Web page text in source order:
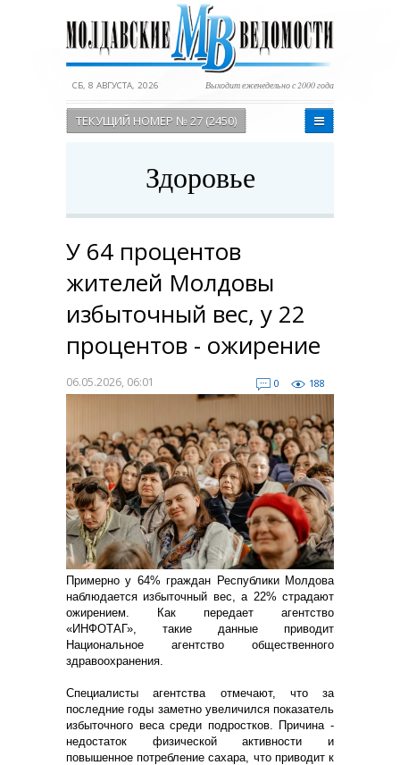
СБ, 8 АВГУСТА, 2026 Выходит еженедельно с 2000 года
ТЕКУЩИЙ НОМЕР № 27 (2450)
Здоровье
У 64 процентов
жителей Молдовы
избыточный вес, у 22
процентов - ожирение
06.05.2026, 06:01 0 188
Примерно у 64% граждан Республики Молдова
наблюдается избыточный вес, а 22% страдают
ожирением. Как передает агентство
«ИНФОТАГ», такие данные приводит
Национальное агентство общественного
здравоохранения.
Специалисты агентства отмечают, что за
последние годы заметно увеличился показатель
избыточного веса среди подростков. Причина -
недостаток физической активности и
повышенное потребление сахара, что приводит к